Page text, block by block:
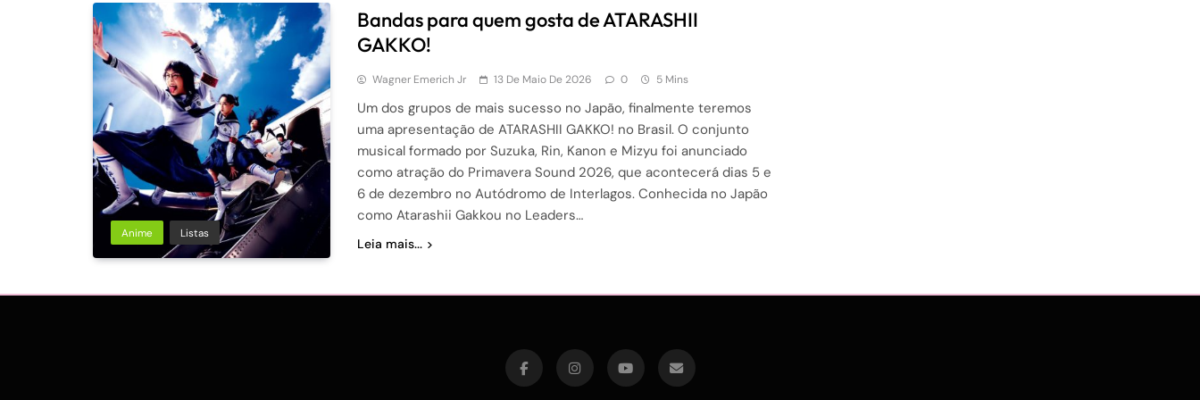
Anime Listas
Bandas para quem gosta de ATARASHII
GAKKO!
Wagner Emerich Jr 13 De Maio De 2026 0 5 Mins
Um dos grupos de mais sucesso no Japão, finalmente teremos
uma apresentação de ATARASHII GAKKO! no Brasil. O conjunto
musical formado por Suzuka, Rin, Kanon e Mizyu foi anunciado
como atração do Primavera Sound 2026, que acontecerá dias 5 e
6 de dezembro no Autódromo de Interlagos. Conhecida no Japão
como Atarashii Gakkou no Leaders…
Leia mais...